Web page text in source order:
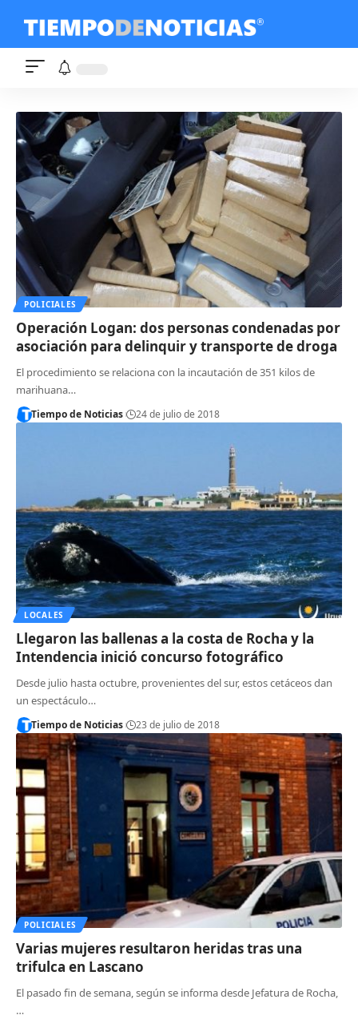
POLICIALES
Operación Logan: dos personas condenadas por
asociación para delinquir y transporte de droga
El procedimiento se relaciona con la incautación de 351 kilos de
marihuana…
Tiempo de Noticias 24 de julio de 2018
LOCALES
Llegaron las ballenas a la costa de Rocha y la
Intendencia inició concurso fotográfico
Desde julio hasta octubre, provenientes del sur, estos cetáceos dan
un espectáculo…
Tiempo de Noticias 23 de julio de 2018
POLICIALES
Varias mujeres resultaron heridas tras una
trifulca en Lascano
El pasado fin de semana, según se informa desde Jefatura de Rocha,
…